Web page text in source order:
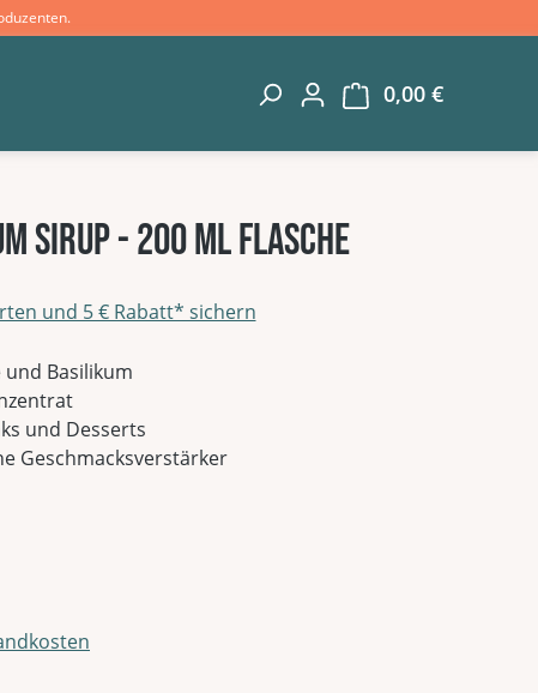
0,00 €
Sirup - 200 ml Flasche
und 5 € Rabatt* sichern
Basilikum
und Desserts
Geschmacksverstärker